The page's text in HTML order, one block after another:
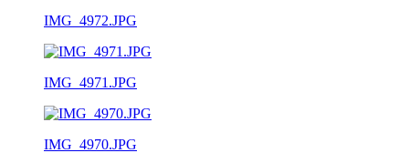
IMG_4972.JPG
IMG_4971.JPG
IMG_4970.JPG